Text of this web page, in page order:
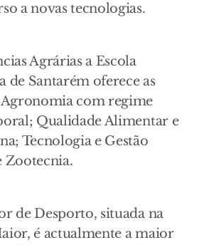
a novas tecnologias.
Agrárias a Escola
de Santarém oferece as
com regime
Qualidade Alimentar e
Tecnologia e Gestão
Zootecnia.
de Desporto, situada na
é actualmente a maior